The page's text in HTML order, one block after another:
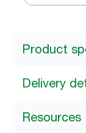
Product
Delivery
Resources